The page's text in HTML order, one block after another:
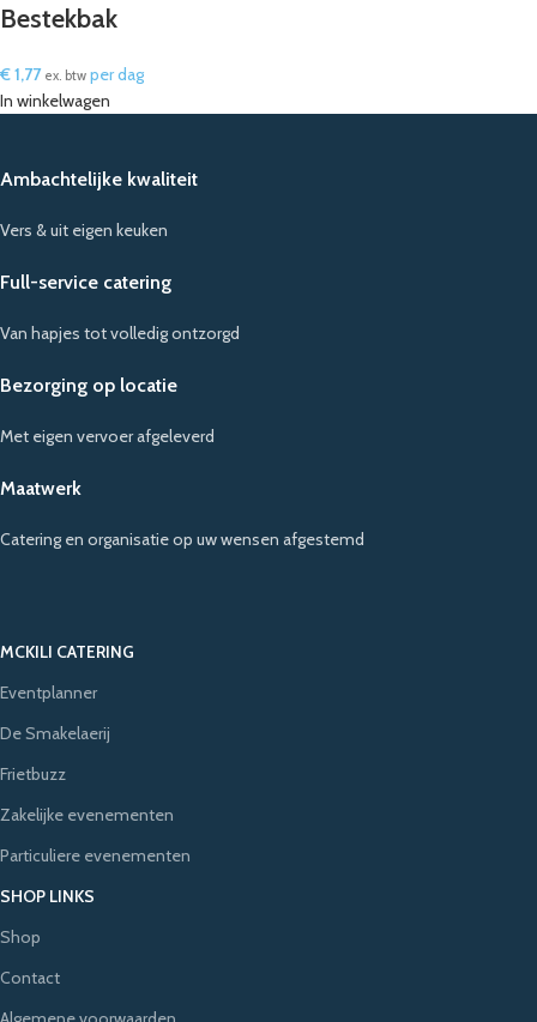
Bestekbak
€1,77 ex. btw per dag
In winkelwagen
Ambachtelijke kwaliteit
Vers & uit eigen keuken
Full-service catering
Van hapjes tot volledig ontzorgd
Bezorging op locatie
Met eigen vervoer afgeleverd
Maatwerk
Catering en organisatie op uw wensen afgestemd
MCKILI CATERING
Eventplanner
De Smakelaerij
Frietbuzz
Zakelijke evenementen
Particuliere evenementen
SHOP LINKS
Shop
Contact